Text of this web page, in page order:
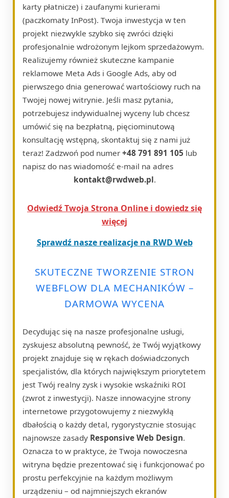
karty płatnicze) i zaufanymi kurierami
(paczkomaty InPost). Twoja inwestycja w ten
projekt niezwykle szybko się zwróci dzięki
profesjonalnie wdrożonym lejkom sprzedażowym.
Realizujemy również skuteczne kampanie
reklamowe Meta Ads i Google Ads, aby od
pierwszego dnia generować wartościowy ruch na
Twojej nowej witrynie. Jeśli masz pytania,
potrzebujesz indywidualnej wyceny lub chcesz
umówić się na bezpłatną, pięciominutową
konsultację wstępną, skontaktuj się z nami już
teraz! Zadzwoń pod numer +48 791 891 105 lub
napisz do nas wiadomość e-mail na adres
kontakt@rwdweb.pl.
Odwiedź Twoja Strona Online i dowiedz się
więcej
Sprawdź nasze realizacje na RWD Web
SKUTECZNE TWORZENIE STRON
WEBFLOW DLA MECHANIKÓW –
DARMOWA WYCENA
Decydując się na nasze profesjonalne usługi,
zyskujesz absolutną pewność, że Twój wyjątkowy
projekt znajduje się w rękach doświadczonych
specjalistów, dla których największym priorytetem
jest Twój realny zysk i wysokie wskaźniki ROI
(zwrot z inwestycji). Nasze innowacyjne strony
internetowe przygotowujemy z niezwykłą
dbałością o każdy detal, rygorystycznie stosując
najnowsze zasady Responsive Web Design.
Oznacza to w praktyce, że Twoja nowoczesna
witryna będzie prezentować się i funkcjonować po
prostu perfekcyjnie na każdym możliwym
urządzeniu – od najmniejszych ekranów